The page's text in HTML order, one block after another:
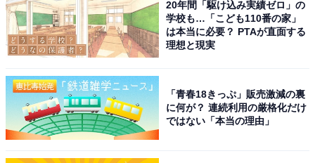
20年間「駆け込み実績ゼロ」の
学校も…「こども110番の家」
は本当に必要？ PTAが直面する
理想と現実
「青春18きっぷ」販売激減の裏
に何が？ 連続利用の厳格化だけ
ではない「本当の理由」